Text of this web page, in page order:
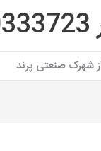
شهرک صنعتی پرند